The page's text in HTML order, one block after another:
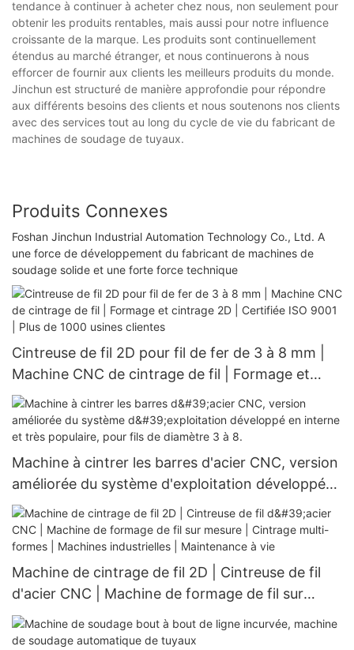
tendance à continuer à acheter chez nous, non seulement pour
obtenir les produits rentables, mais aussi pour notre influence
croissante de la marque. Les produits sont continuellement
étendus au marché étranger, et nous continuerons à nous
efforcer de fournir aux clients les meilleurs produits du monde.
Jinchun est structuré de manière approfondie pour répondre
aux différents besoins des clients et nous soutenons nos clients
avec des services tout au long du cycle de vie du fabricant de
machines de soudage de tuyaux.
Produits Connexes
Foshan Jinchun Industrial Automation Technology Co., Ltd. A
une force de développement du fabricant de machines de
soudage solide et une forte force technique
Cintreuse de fil 2D pour fil de fer de 3 à 8 mm |
Machine CNC de cintrage de fil | Formage et
cintrage 2D | Certifiée ISO 9001 | Plus de 1000
usines clientes
Machine à cintrer les barres d'acier CNC, version
améliorée du système d'exploitation développé
en interne et très populaire, pour fils de diamètre
3 à 8.
Machine de cintrage de fil 2D | Cintreuse de fil
d'acier CNC | Machine de formage de fil sur
mesure | Cintrage multi-formes | Machines
industrielles | Maintenance à vie